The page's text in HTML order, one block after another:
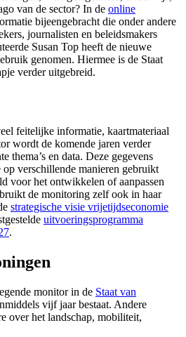
van de sector? In de online
bijeengebracht die onder andere
journalisten en beleidsmakers
Susan Top heeft de nieuwe
genomen. Hiermee is de Staat
verder uitgebreid.
feitelijke informatie, kaartmateriaal
wordt de komende jaren verder
thema’s en data. Deze gegevens
verschillende manieren gebruikt
voor het ontwikkelen of aanpassen
de monitoring zelf ook in haar
strategische visie vrijetijdseconomie
uitvoeringsprogramma
.
monitor in de Staat van
vijf jaar bestaat. Andere
over het landschap, mobiliteit,